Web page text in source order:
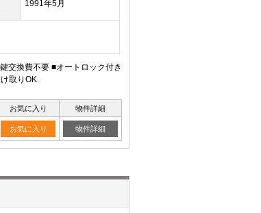
1991年5月
換費不要 ■オートロック付き
取りOK
お気に入り 物件詳細
お気に入り 物件詳細